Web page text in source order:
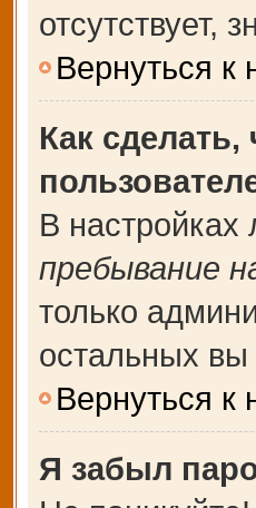
отсутствует,
Вернуться к
Как
В
пребывание
только
остальных
Вернуться к
Я забыл